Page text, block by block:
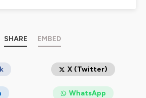
plus d'informations.
SHARE EMBED
X (Twitter)
WhatsApp